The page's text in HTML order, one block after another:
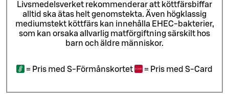
Livsmedelsverket rekommenderar att köttfärsbiffar
alltid ska ätas helt genomstekta. Även högklassig
mediumstekt köttfärs kan innehålla EHEC-bakterier,
som kan orsaka allvarlig matförgiftning särskilt hos
barn och äldre människor.
= Pris med S-Förmånskortet = Pris med S-Card